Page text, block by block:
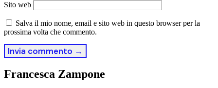
Sito web
Salva il mio nome, email e sito web in questo browser per la
prossima volta che commento.
Francesca Zampone